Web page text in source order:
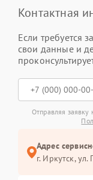
Контактная
Если требуется
свои данные и
Отправляя заявку
Адрес
г. Иркутск, ул.